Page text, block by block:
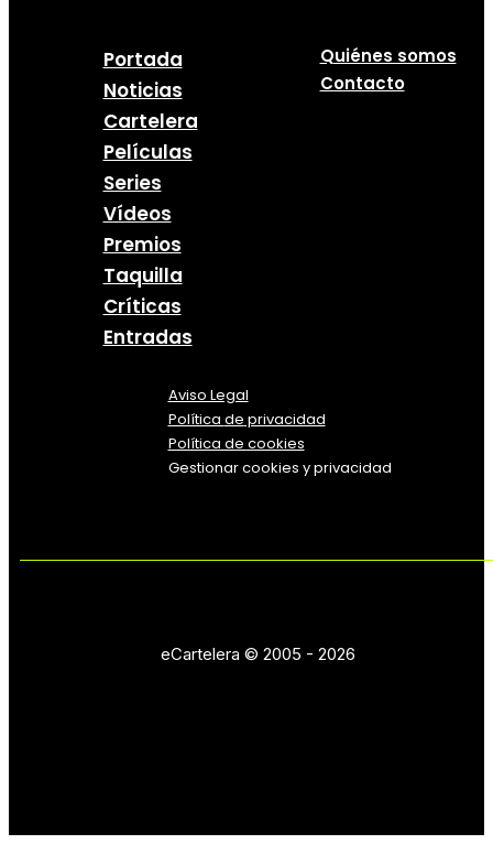
Portada
Noticias
Cartelera
Películas
Series
Vídeos
Premios
Taquilla
Críticas
Entradas
Quiénes somos
Contacto
Aviso Legal
Política de privacidad
Política de cookies
Gestionar cookies y privacidad
eCartelera © 2005 - 2026